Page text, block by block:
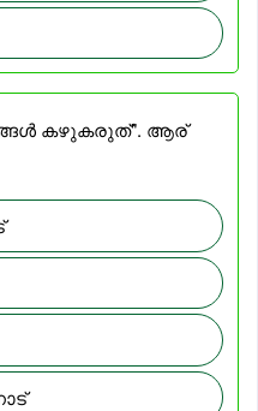
കഴുകരുത്". ആര്